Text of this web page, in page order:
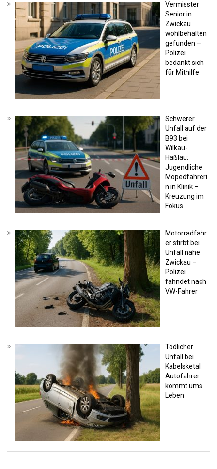
Vermisster
Senior in
Zwickau
wohlbehalten
gefunden –
Polizei
bedankt sich
für Mithilfe
Schwerer
Unfall auf der
B93 bei
Wilkau-
Haßlau:
Jugendliche
Mopedfahreri
n in Klinik –
Kreuzung im
Fokus
Motorradfahr
er stirbt bei
Unfall nahe
Zwickau –
Polizei
fahndet nach
VW-Fahrer
Tödlicher
Unfall bei
Kabelsketal:
Autofahrer
kommt ums
Leben